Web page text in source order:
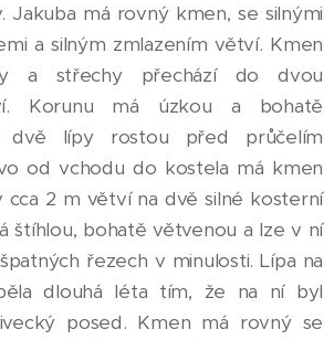
Jakuba má rovný kmen, se silnými
a silným zmlazením větví. Kmen
a střechy přechází do dvou
Korunu má úzkou a bohatě
dvě lípy rostou před průčelím
od vchodu do kostela má kmen
2 m větví na dvě silné kosterní
štíhlou, bohatě větvenou a lze v ní
řezech v minulosti. Lípa na
dlouhá léta tím, že na ní byl
posed. Kmen má rovný se